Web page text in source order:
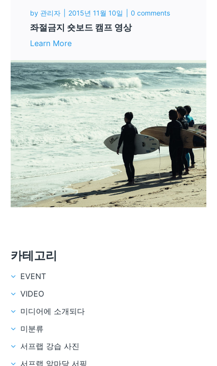
by 관리자 2015년 11월 10일 0 comments
좌절금지 숏보드 캠프 영상
Learn More
카테고리
EVENT
VIDEO
미디어에 소개되다
미분류
서프랩 강습 사진
서프랩 앞마당 서핑